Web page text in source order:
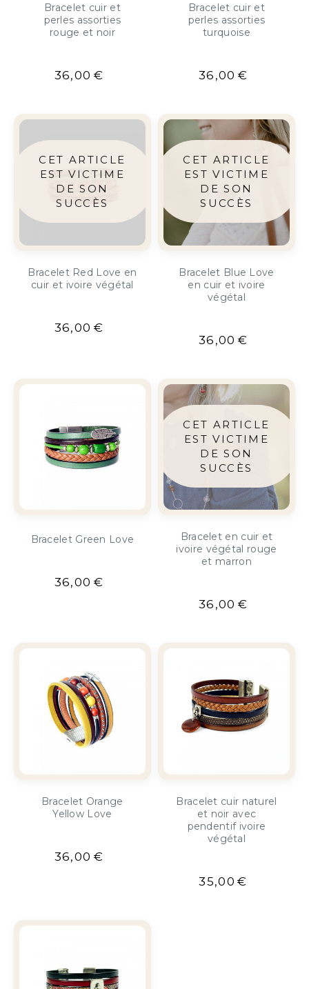
Bracelet cuir et
perles assorties
rouge et noir
36,00 €
Bracelet cuir et
perles assorties
turquoise
36,00 €
Bracelet Red Love en
cuir et ivoire végétal
36,00 €
Bracelet Blue Love
en cuir et ivoire
végétal
36,00 €
Bracelet Green Love
36,00 €
Bracelet en cuir et
ivoire végétal rouge
et marron
36,00 €
Bracelet Orange
Yellow Love
36,00 €
Bracelet cuir naturel
et noir avec
pendentif ivoire
végétal
35,00 €